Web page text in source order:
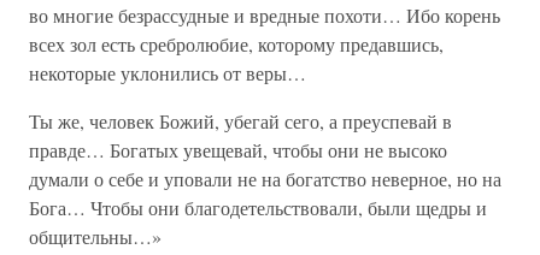
во многие безрассудные и вредные похоти… Ибо корень
всех зол есть сребролюбие, которому предавшись,
некоторые уклонились от веры…
Ты же, человек Божий, убегай сего, а преуспевай в
правде… Богатых увещевай, чтобы они не высоко
думали о себе и уповали не на богатство неверное, но на
Бога… Чтобы они благодетельствовали, были щедры и
общительны…»